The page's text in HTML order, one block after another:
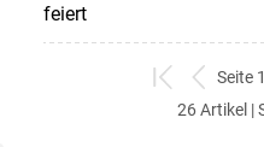
feiert
zum
ersten
zurück
zum
Seite
26 Artikel |